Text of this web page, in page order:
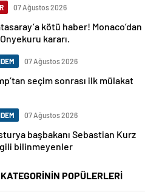
07 Ağustos 2026
kötü haber! Monaco’dan
kararı.
07 Ağustos 2026
seçim sonrası ilk mülakat
07 Ağustos 2026
başbakanı Sebastian Kurz
bilinmeyenler
KATEGORİNİN POPÜLERLERİ